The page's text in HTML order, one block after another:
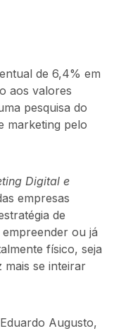
de 6,4% em
aos valores
pesquisa do
marketing pelo
Digital e
empresas
de
ou já
físico, seja
mais se inteirar
Augusto,